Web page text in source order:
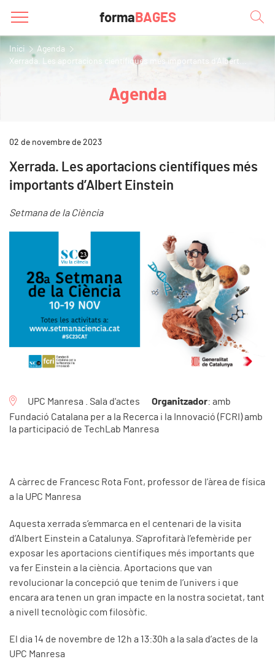
forma BAGES
Inici
Agenda
Xerrada. Les aportacions científiques més importants d’Albert...
Agenda
02 de novembre de 2023
Xerrada. Les aportacions científiques més
importants d’Albert Einstein
Setmana de la Ciència
UPC Manresa . Sala d'actes Organitzador: amb
Fundació Catalana per a la Recerca i la Innovació (FCRI) amb
la participació de TechLab Manresa
A càrrec de Francesc Rota Font, professor de l’àrea de física
a la UPC Manresa
Aquesta xerrada s’emmarca en el centenari de la visita
d’Albert Einstein a Catalunya. S’aprofitarà l’efemèride per
exposar les aportacions científiques més importants que
va fer Einstein a la ciència. Aportacions que van
revolucionar la concepció que tenim de l’univers i que
encara ara tenen un gran impacte en la nostra societat, tant
a nivell tecnològic com filosòfic.
El dia 14 de novembre de 12h a 13:30h a la sala d’actes de la
UPC Manresa